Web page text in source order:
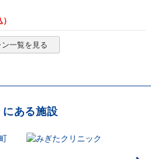
一覧を見る
にある施設